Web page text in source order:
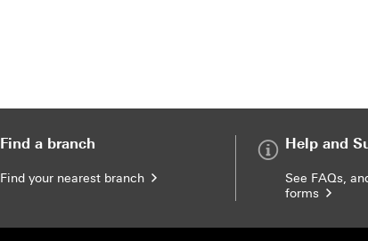
Find a branch
Find your nearest branch
Help and
See FAQs,
forms